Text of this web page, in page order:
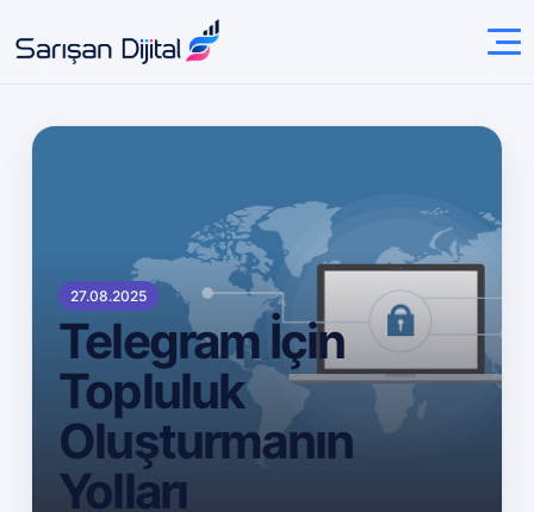
27.08.2025
Telegram İçin
Topluluk
Oluşturmanın
Yolları